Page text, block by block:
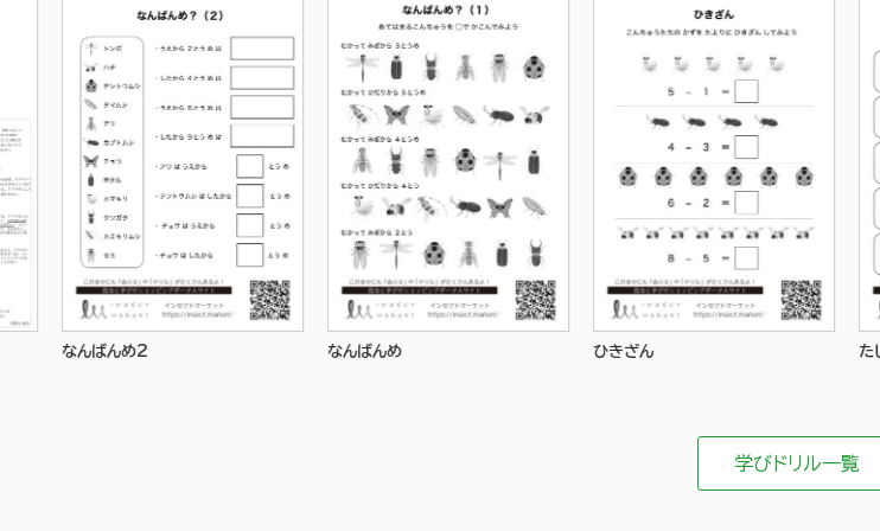
なんばんめ2 なんばんめ ひきざん たしざん
学びドリル一覧